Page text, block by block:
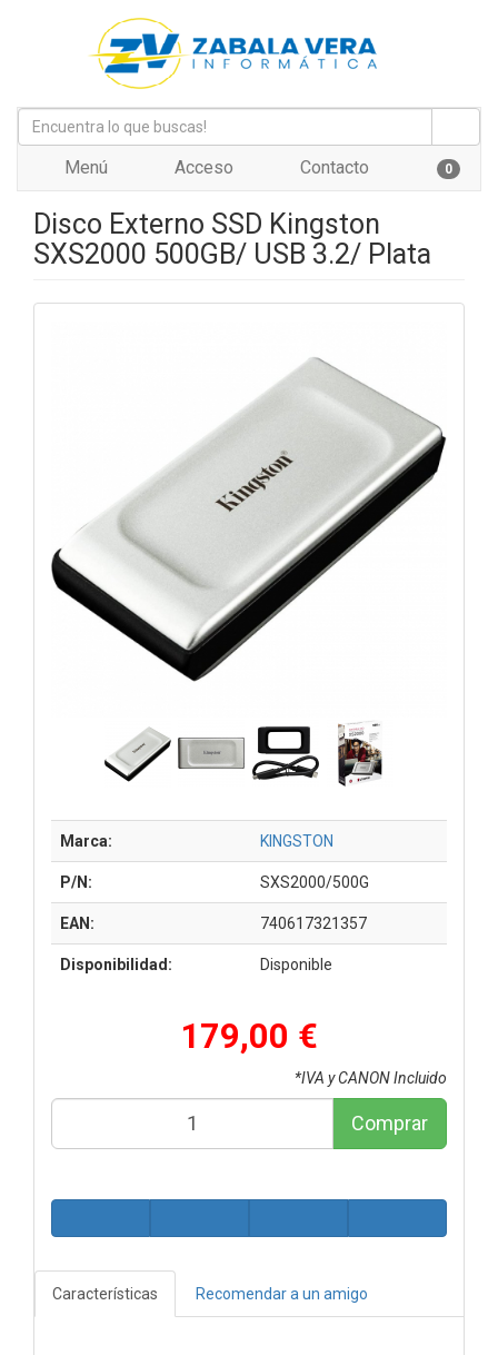
Menú Acceso Contacto 0
Disco Externo SSD Kingston
SXS2000 500GB/ USB 3.2/ Plata
Marca: KINGSTON
P/N: SXS2000/500G
EAN: 740617321357
Disponibilidad: Disponible
179,00 €
*IVA y CANON Incluido
Comprar
Características Recomendar a un amigo